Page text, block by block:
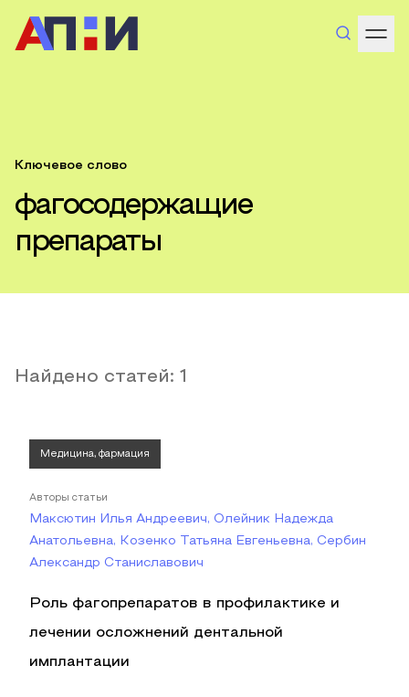
Ключевое слово
фагосодержащие
препараты
Найдено статей: 1
Медицина, фармация
Авторы статьи
Максютин Илья Андреевич, Олейник Надежда
Анатольевна, Козенко Татьяна Евгеньевна, Сербин
Александр Станиславович
Роль фагопрепаратов в профилактике и
лечении осложнений дентальной
имплантации